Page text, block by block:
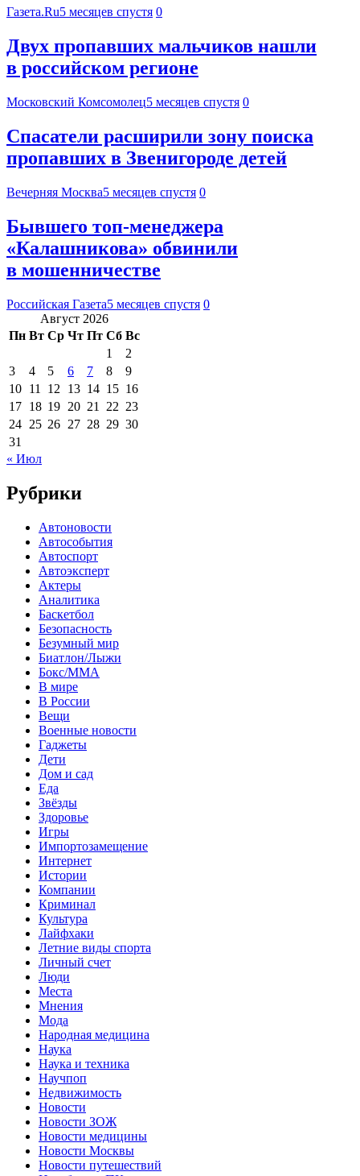
Газета.Ru5 месяцев спустя 0
Двух пропавших мальчиков нашли
в российском регионе
Московский Комсомолец5 месяцев спустя 0
Спасатели расширили зону поиска
пропавших в Звенигороде детей
Вечерняя Москва5 месяцев спустя 0
Бывшего топ-менеджера
«Калашникова» обвинили
в мошенничестве
Российская Газета5 месяцев спустя 0
Август 2026
Пн Вт Ср Чт Пт Сб Вс
1
2
3
4 5 6 7 8
9
10 11 12 13 14 15 16
17 18 19 20 21 22 23
24 25 26 27 28 29 30
31
« Июл
Рубрики
Автоновости
Автособытия
Автоспорт
Автоэксперт
Актеры
Аналитика
Баскетбол
Безопасность
Безумный мир
Биатлон/Лыжи
Бокс/MMA
В мире
В России
Вещи
Военные новости
Гаджеты
Дети
Дом и сад
Еда
Звёзды
Здоровье
Игры
Импортозамещение
Интернет
Истории
Компании
Криминал
Культура
Лайфхаки
Летние виды спорта
Личный счет
Люди
Места
Мнения
Мода
Народная медицина
Наука
Наука и техника
Научпоп
Недвижимость
Новости
Новости ЗОЖ
Новости медицины
Новости Москвы
Новости путешествий